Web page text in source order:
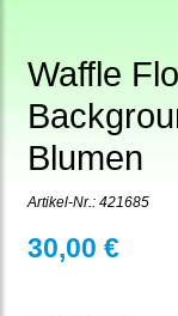
Waffle
Blumen
Artikel-Nr.: 421685
30,00 €